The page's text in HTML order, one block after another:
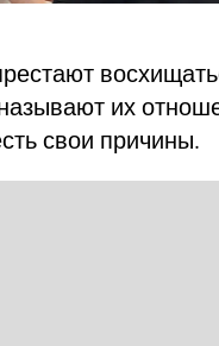
их
свои причины.